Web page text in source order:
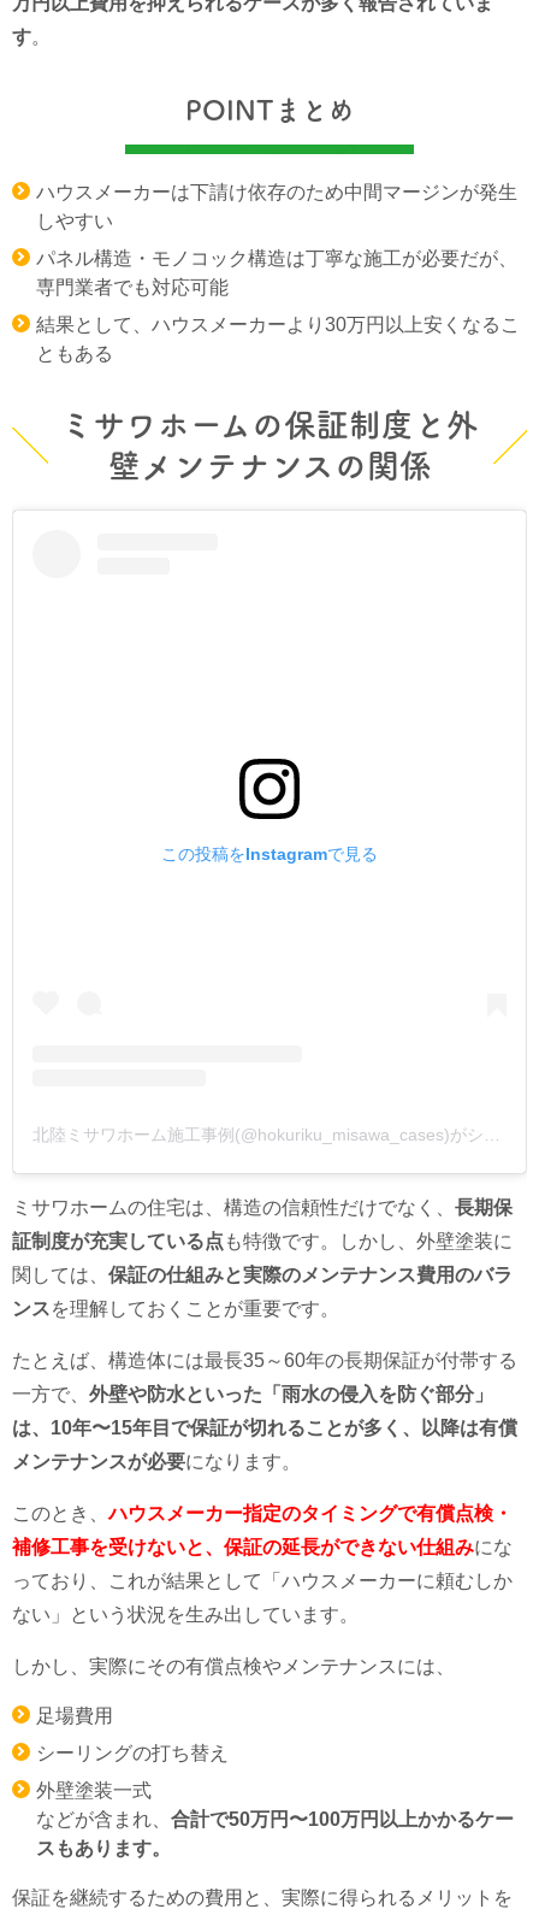
す。
POINTまとめ
ハウスメーカーは下請け依存のため中間マージンが発生
しやすい
パネル構造・モノコック構造は丁寧な施工が必要だが、
専門業者でも対応可能
結果として、ハウスメーカーより30万円以上安くなるこ
ともある
ミサワホームの保証制度と外
壁メンテナンスの関係
この投稿をInstagramで見る
ミサワホームの住宅は、構造の信頼性だけでなく、 長期保
証制度が充実している点 も特徴です。しかし、外壁塗装に
関しては、 保証の仕組みと実際のメンテナンス費用のバラ
ンスを理解しておくことが重要です。
たとえば、構造体には最長35～60年の長期保証が付帯する
一方で、 外壁や防水といった「雨水の侵入を防ぐ部分」
は、10年〜15年目で保証が切れることが多く、以降は有償
メンテナンスが必要になります。
このとき、ハウスメーカー指定のタイミングで有償点検・
補修工事を受けないと、保証の延長ができない仕組みにな
っており、これが結果として「ハウスメーカーに頼むしか
ない」という状況を生み出しています。
しかし、実際にその有償点検やメンテナンスには、
足場費用
シーリングの打ち替え
外壁塗装一式
などが含まれ、 合計で50万円〜100万円以上かかるケー
スもあります。
保証を継続するための費用と、実際に得られるメリットを